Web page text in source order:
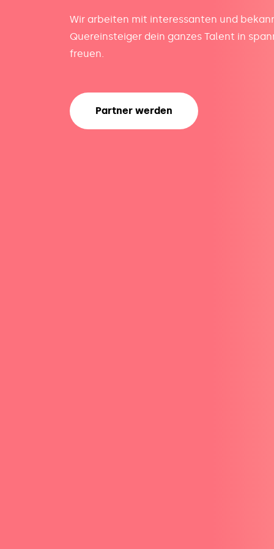
Wir arbeiten mit interessanten und
Quereinsteiger dein ganzes Talent in
freuen.
Partner werden